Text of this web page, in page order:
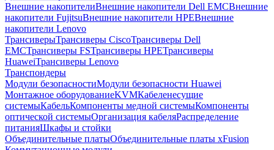
Внешние накопителиВнешние накопители Dell EMCВнешние
накопители FujitsuВнешние накопители HPEВнешние
накопители Lenovo
ТрансиверыТрансиверы CiscoТрансиверы Dell
EMCТрансиверы FSТрансиверы HPEТрансиверы
HuaweiТрансиверы Lenovo
Транспондеры
Модули безопасностиМодули безопасности Huawei
Монтажное оборудованиеKVMКабеленесущие
системыКабельКомпоненты медной системыКомпоненты
оптической системыОрганизация кабеляРаспределение
питанияШкафы и стойки
Объединительные платыОбъединительные платы xFusion